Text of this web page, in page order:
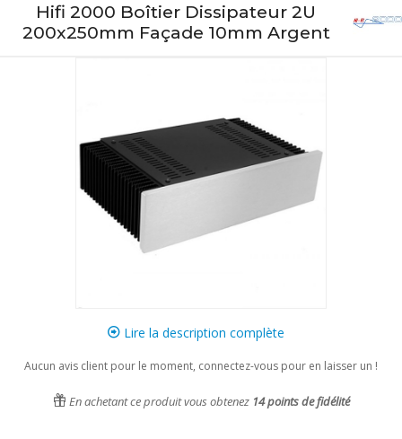
Hifi 2000 Boîtier Dissipateur 2U
200x250mm Façade 10mm Argent
Lire la description complète
Aucun avis client pour le moment, connectez-vous pour en laisser un !
En achetant ce produit vous obtenez 14points de fidélité